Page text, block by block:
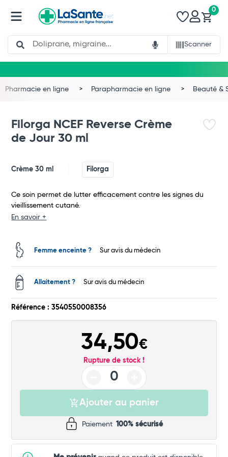
Search
Scanner
0
Total
Commander
Pharmacie en ligne Parapharmacie en ligne Beauté &
Filorga NCEF Reverse Crème
de Jour 30 ml
Crème 30 ml Filorga
Ce soin permet de lutter efficacement contre les signes du
vieillissement cutané.
En savoir +
Femme enceinte ? Sur avis du médecin
Allaitement ? Sur avis du médecin
Référence : 3540550008356
34,50€
Rupture de stock !
Ajouter au panier
Paiement 100% sécurisé